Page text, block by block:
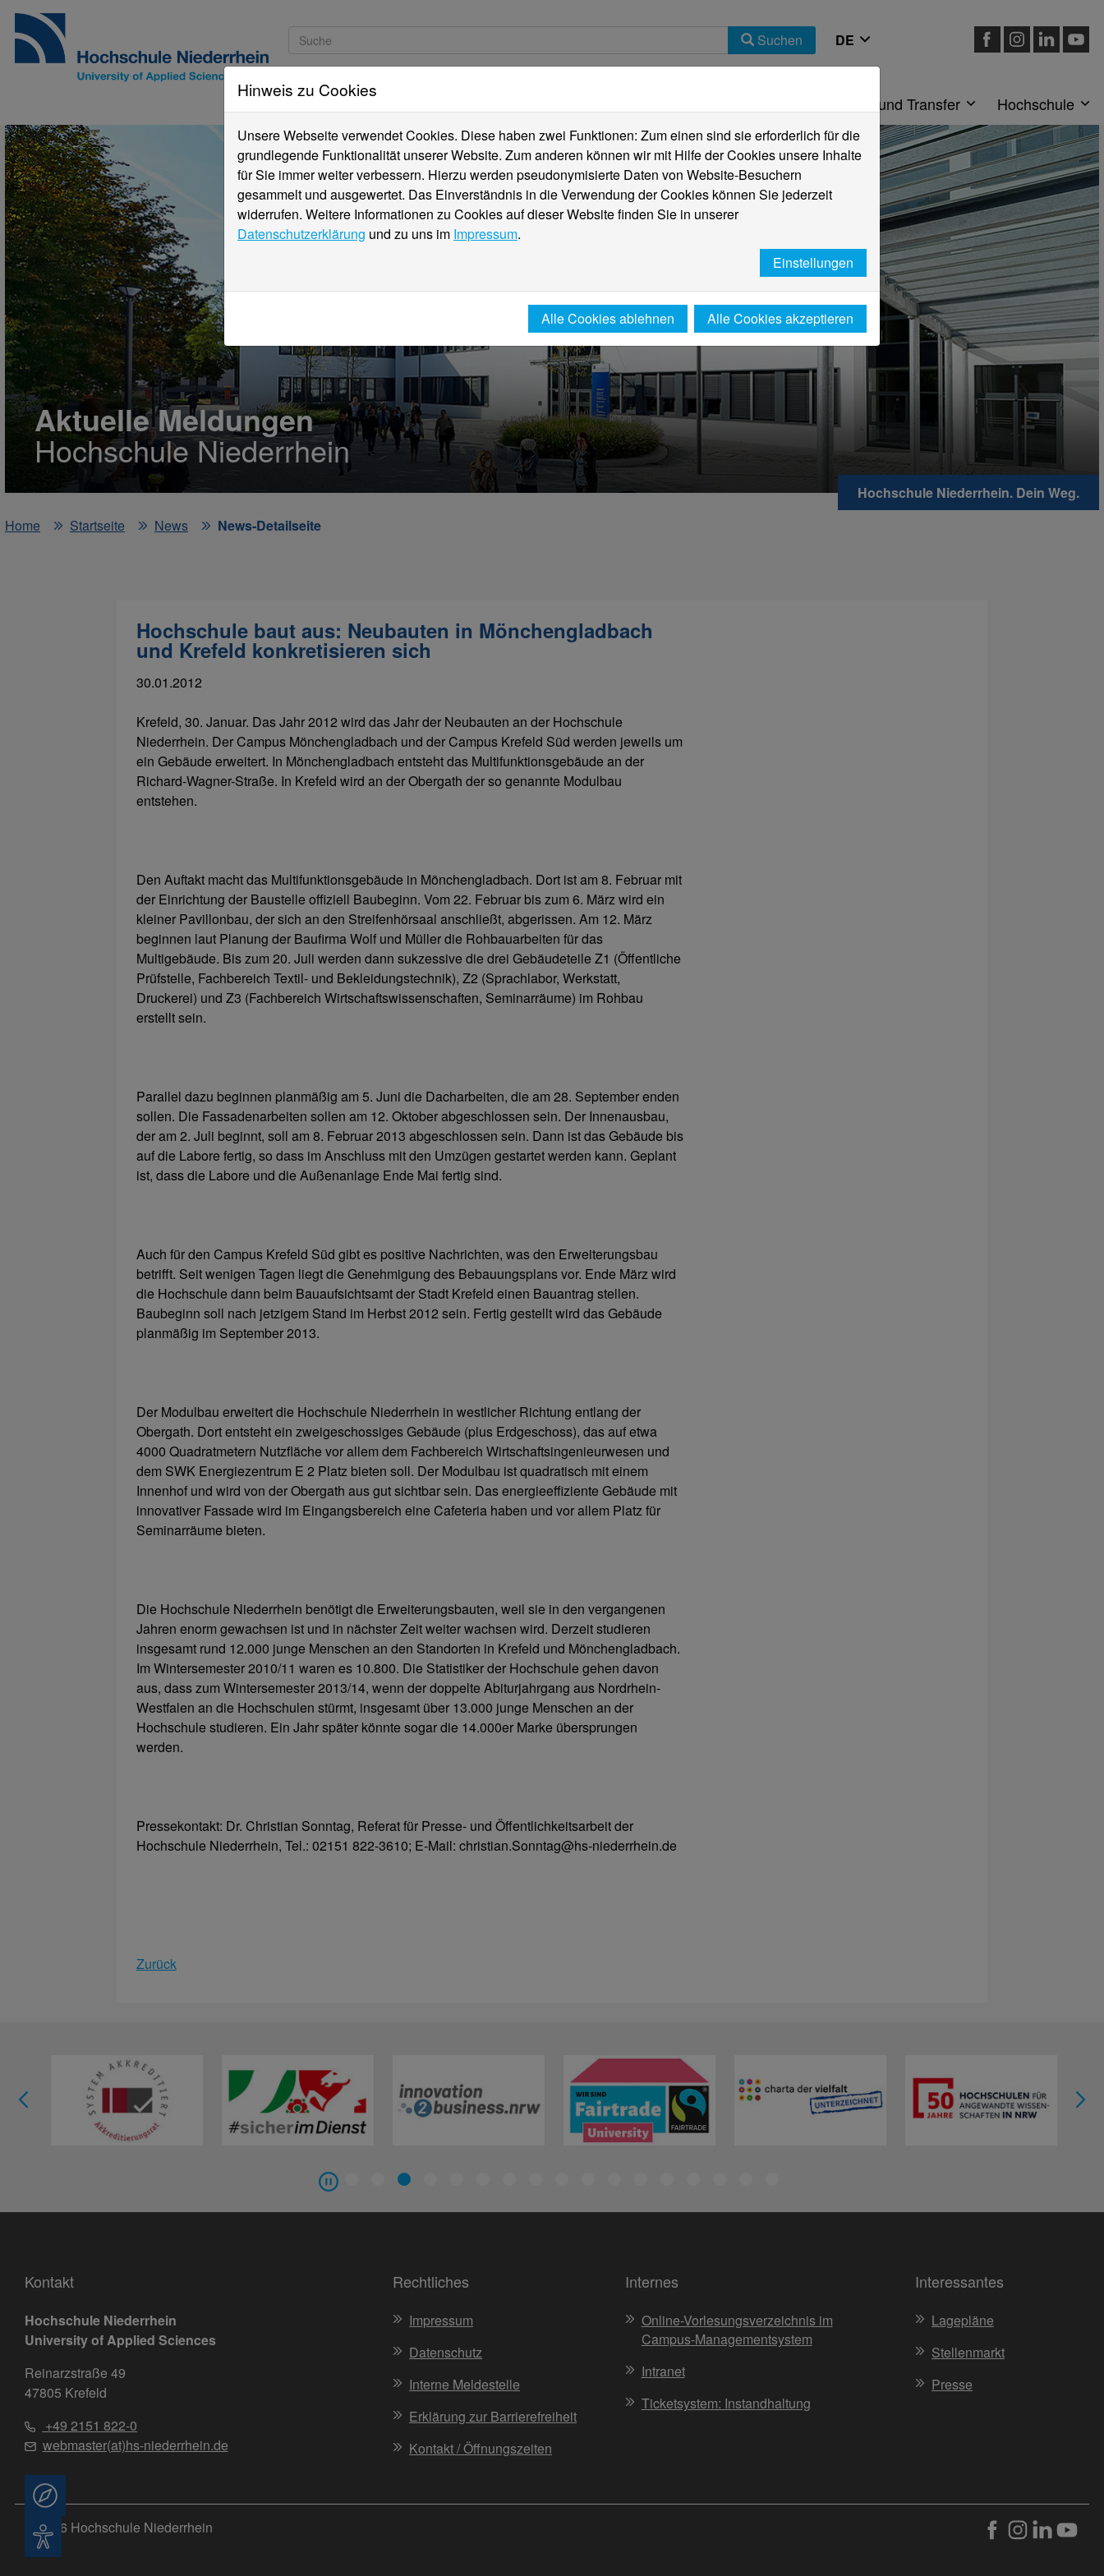
Suchen
Studieninteressierte Forschung und Transfer Hochschule
Aktuelle Meldungen
Hochschule Niederrhein
Hochschule Niederrhein. Dein Weg.
Home
Startseite News News-Detailseite
Hochschule baut aus: Neubauten in Mönchengladbach
und Krefeld konkretisieren sich
30.01.2012
Krefeld, 30. Januar. Das Jahr 2012 wird das Jahr der Neubauten an der Hochschule
Niederrhein. Der Campus Mönchengladbach und der Campus Krefeld Süd werden jeweils um
ein Gebäude erweitert. In Mönchengladbach entsteht das Multifunktionsgebäude an der
Richard-Wagner-Straße. In Krefeld wird an der Obergath der so genannte Modulbau
entstehen.
Den Auftakt macht das Multifunktionsgebäude in Mönchengladbach. Dort ist am 8. Februar mit
der Einrichtung der Baustelle offiziell Baubeginn. Vom 22. Februar bis zum 6. März wird ein
kleiner Pavillonbau, der sich an den Streifenhörsaal anschließt, abgerissen. Am 12. März
beginnen laut Planung der Baufirma Wolf und Müller die Rohbauarbeiten für das
Multigebäude. Bis zum 20. Juli werden dann sukzessive die drei Gebäudeteile Z1 (Öffentliche
Prüfstelle, Fachbereich Textil- und Bekleidungstechnik), Z2 (Sprachlabor, Werkstatt,
Druckerei) und Z3 (Fachbereich Wirtschaftswissenschaften, Seminarräume) im Rohbau
erstellt sein.
Parallel dazu beginnen planmäßig am 5. Juni die Dacharbeiten, die am 28. September enden
sollen. Die Fassadenarbeiten sollen am 12. Oktober abgeschlossen sein. Der Innenausbau,
der am 2. Juli beginnt, soll am 8. Februar 2013 abgeschlossen sein. Dann ist das Gebäude bis
auf die Labore fertig, so dass im Anschluss mit den Umzügen gestartet werden kann. Geplant
ist, dass die Labore und die Außenanlage Ende Mai fertig sind.
Auch für den Campus Krefeld Süd gibt es positive Nachrichten, was den Erweiterungsbau
betrifft. Seit wenigen Tagen liegt die Genehmigung des Bebauungsplans vor. Ende März wird
die Hochschule dann beim Bauaufsichtsamt der Stadt Krefeld einen Bauantrag stellen.
Baubeginn soll nach jetzigem Stand im Herbst 2012 sein. Fertig gestellt wird das Gebäude
planmäßig im September 2013.
Der Modulbau erweitert die Hochschule Niederrhein in westlicher Richtung entlang der
Obergath. Dort entsteht ein zweigeschossiges Gebäude (plus Erdgeschoss), das auf etwa
4000 Quadratmetern Nutzfläche vor allem dem Fachbereich Wirtschaftsingenieurwesen und
dem SWK Energiezentrum E 2 Platz bieten soll. Der Modulbau ist quadratisch mit einem
Innenhof und wird von der Obergath aus gut sichtbar sein. Das energieeffiziente Gebäude mit
innovativer Fassade wird im Eingangsbereich eine Cafeteria haben und vor allem Platz für
Seminarräume bieten.
Die Hochschule Niederrhein benötigt die Erweiterungsbauten, weil sie in den vergangenen
Jahren enorm gewachsen ist und in nächster Zeit weiter wachsen wird. Derzeit studieren
insgesamt rund 12.000 junge Menschen an den Standorten in Krefeld und Mönchengladbach.
Im Wintersemester 2010/11 waren es 10.800. Die Statistiker der Hochschule gehen davon
aus, dass zum Wintersemester 2013/14, wenn der doppelte Abiturjahrgang aus Nordrhein-
Westfalen an die Hochschulen stürmt, insgesamt über 13.000 junge Menschen an der
Hochschule studieren. Ein Jahr später könnte sogar die 14.000er Marke übersprungen
werden.
Pressekontakt: Dr. Christian Sonntag, Referat für Presse- und Öffentlichkeitsarbeit der
Hochschule Niederrhein, Tel.: 02151 822-3610; E-Mail: christian.Sonntag@hs-niederrhein.de
Zurück
Kontakt
Hochschule Niederrhein
University of Applied Sciences
Reinarzstraße 49
47805 Krefeld
+49 2151 822-0
webmaster(at)hs-niederrhein.de
Rechtliches
Impressum
Datenschutz
Interne Meldestelle
Erklärung zur Barrierefreiheit
Kontakt / Öffnungszeiten
Internes
Online-Vorlesungsverzeichnis im
Campus-Managementsystem
Intranet
Ticketsystem: Instandhaltung
Interessantes
Lagepläne
Stellenmarkt
Presse
© 2026 Hochschule Niederrhein
Barrierefreiheit
Hinweis zu Cookies
Unsere Webseite verwendet Cookies. Diese haben zwei Funktionen: Zum einen sind sie erforderlich für die
grundlegende Funktionalität unserer Website. Zum anderen können wir mit Hilfe der Cookies unsere Inhalte
für Sie immer weiter verbessern. Hierzu werden pseudonymisierte Daten von Website-Besuchern
gesammelt und ausgewertet. Das Einverständnis in die Verwendung der Cookies können Sie jederzeit
widerrufen. Weitere Informationen zu Cookies auf dieser Website finden Sie in unserer
Datenschutzerklärung und zu uns im Impressum.
Einstellungen
Alle Cookies ablehnen Alle Cookies akzeptieren